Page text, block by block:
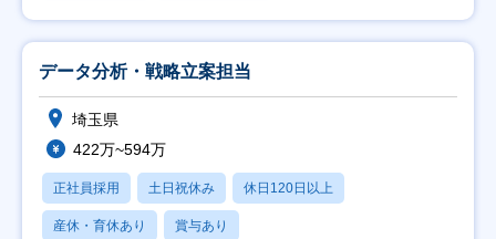
データ分析・戦略立案担当
埼玉県
422万~594万
正社員採用 土日祝休み 休日120日以上
産休・育休あり 賞与あり